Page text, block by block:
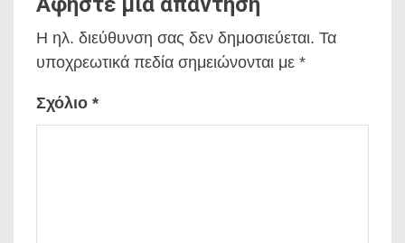
Η ηλ. διεύθυνση σας δεν δημοσιεύεται. Τα
υποχρεωτικά πεδία σημειώνονται με *
Σχόλιο *